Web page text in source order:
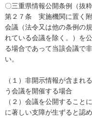
〇三重県情報公開条例（抜粋
第２７条 実施機関に置く
会議（法令又は他の条例の
れている会議を除く。）を
る場合であって当該会議で
い。
（１）非開示情報が含まれ
う会議を開催する場合
（２）会議を公開すること
に著しい支障が生ずると認